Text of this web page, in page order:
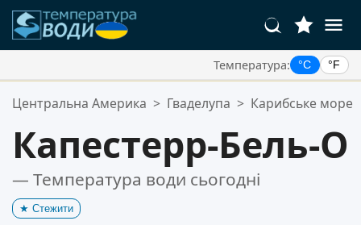
Температура: °C °F
Ваші Улюблені Місця:
Центральна Америка > Гваделупа > Карибське море
Капестерр-Бель-О
— Температура води сьогодні
★ Стежити